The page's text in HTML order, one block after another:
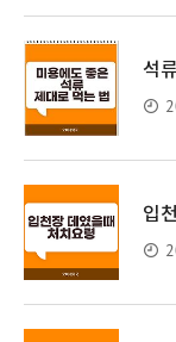
석
입